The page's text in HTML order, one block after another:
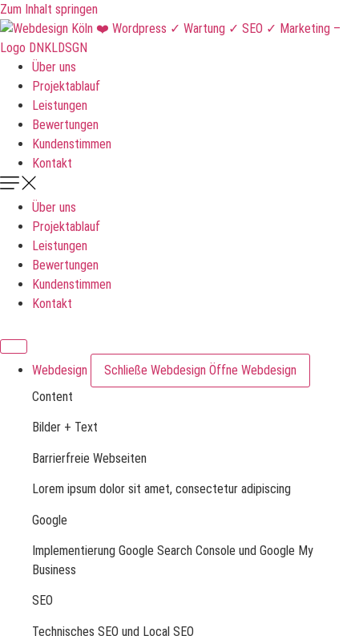
Zum Inhalt springen
Über uns
Projektablauf
Leistungen
Bewertungen
Kundenstimmen
Kontakt
Über uns
Projektablauf
Leistungen
Bewertungen
Kundenstimmen
Kontakt
Webdesign Schließe Webdesign Öffne Webdesign
Content
Bilder + Text
Barrierfreie Webseiten
Lorem ipsum dolor sit amet, consectetur adipiscing
Google
Implementierung Google Search Console und Google My
Business
SEO
Technisches SEO und Local SEO